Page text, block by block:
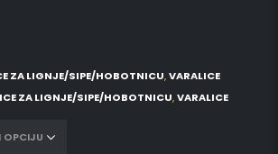
ZA LIGNJE/SIPE/HOBOTNICU,VARALICE
ZA LIGNJE/SIPE/HOBOTNICU,VARALICE